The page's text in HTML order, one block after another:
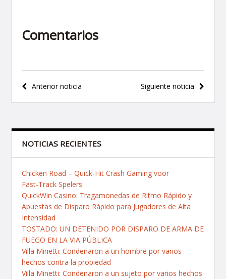
Comentarios
Navegación
de
Siguiente noticia
Anterior noticia
NOTICIAS RECIENTES
Chicken Road – Quick‑Hit Crash Gaming voor
Fast‑Track Spelers
QuickWin Casino: Tragamonedas de Ritmo Rápido y
Apuestas de Disparo Rápido para Jugadores de Alta
Intensidad
TOSTADO: UN DETENIDO POR DISPARO DE ARMA DE
FUEGO EN LA VIA PÚBLICA
Villa Minetti: Condenaron a un hombre por varios
hechos contra la propiedad
Villa Minetti: Condenaron a un sujeto por varios hechos